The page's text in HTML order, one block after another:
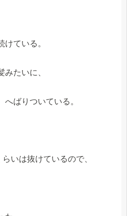
けている。
たいに、
ばりついている。
いは抜けているので、